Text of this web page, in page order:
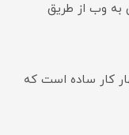
به وب از طریق
کار ساده است که